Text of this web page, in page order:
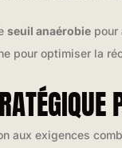
seuil anaérobie pour
pour optimiser la
aux exigences